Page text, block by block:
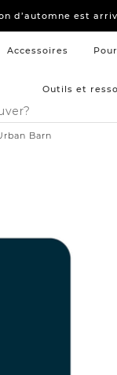
d’automne est
etmobilier de
d’automne est
Accessoires
Outils et
Barn